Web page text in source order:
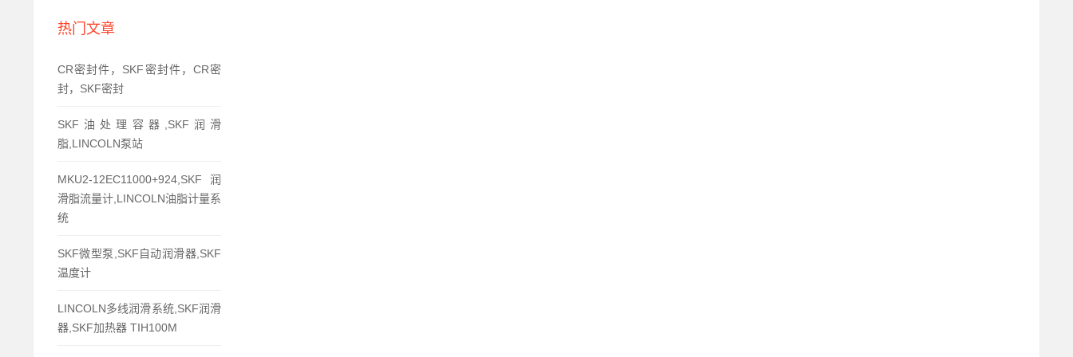
热门文章
CR密封件，SKF密封件，CR密
封，SKF密封
SKF油处理容器,SKF润滑
脂,LINCOLN泵站
MKU2-12EC11000+924,SKF润
滑脂流量计,LINCOLN油脂计量系
统
SKF微型泵,SKF自动润滑器,SKF
温度计
LINCOLN多线润滑系统,SKF润滑
器,SKF加热器 TIH100M